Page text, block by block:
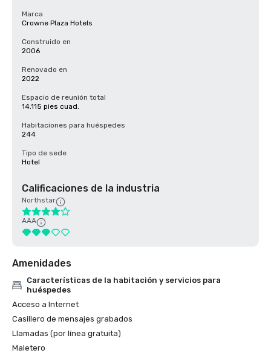
Marca
Crowne Plaza Hotels
Construido en
2006
Renovado en
2022
Espacio de reunión total
14.115 pies cuad.
Habitaciones para huéspedes
244
Tipo de sede
Hotel
Calificaciones de la industria
Northstar
AAA
Amenidades
Características de la habitación y servicios para
huéspedes
Acceso a Internet
Casillero de mensajes grabados
Llamadas (por línea gratuita)
Maletero